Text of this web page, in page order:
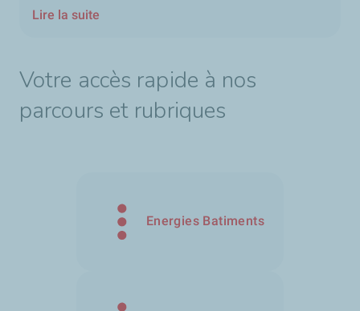
Lire la suite
Votre accès rapide à nos
parcours et rubriques
Energies Batiments